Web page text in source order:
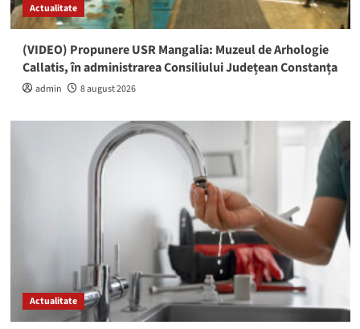
Actualitate
(VIDEO) Propunere USR Mangalia: Muzeul de Arhologie
Callatis, în administrarea Consiliului Județean Constanța
admin 8 august 2026
Actualitate